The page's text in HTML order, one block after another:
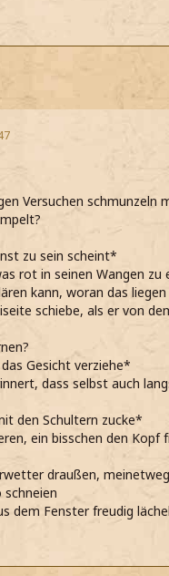
Versuchen schmunzeln
zu sein scheint*
rot in seinen Wangen zu
kann, woran das
schiebe, als er von
Gesicht verziehe*
dass selbst auch
den Schultern zucke*
ein bisschen den Kopf
draußen,
schneien
dem Fenster freudig